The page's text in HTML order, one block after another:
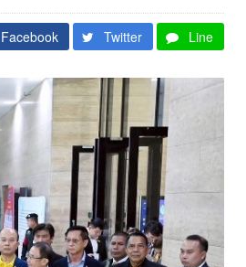
Facebook Twitter Line